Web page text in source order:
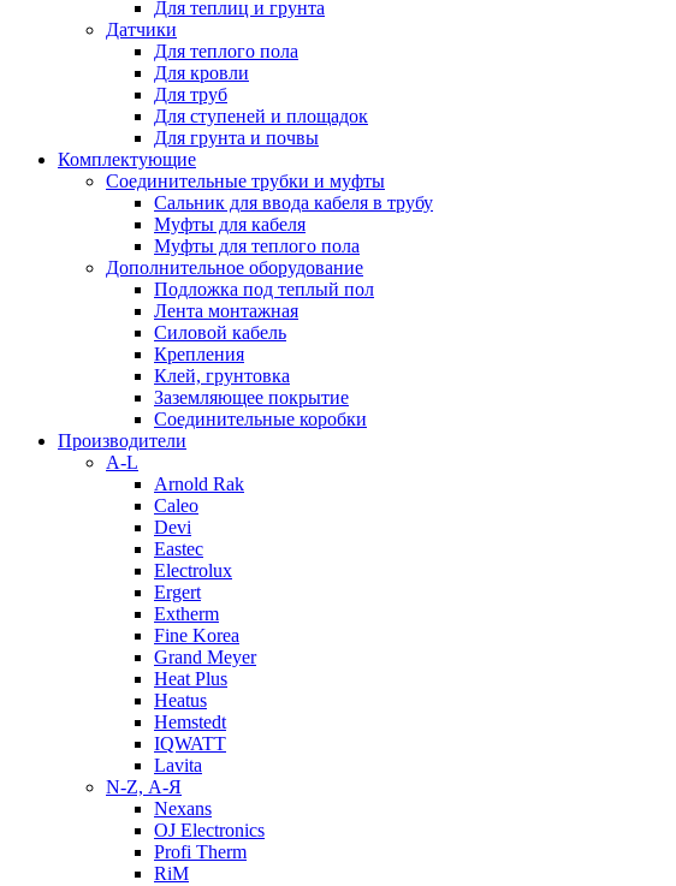
Для теплиц и грунта
Датчики
Для теплого пола
Для кровли
Для труб
Для ступеней и площадок
Для грунта и почвы
Комплектующие
Соединительные трубки и муфты
Сальник для ввода кабеля в трубу
Муфты для кабеля
Муфты для теплого пола
Дополнительное оборудование
Подложка под теплый пол
Лента монтажная
Силовой кабель
Крепления
Клей, грунтовка
Заземляющее покрытие
Соединительные коробки
Производители
A-L
Arnold Rak
Caleo
Devi
Eastec
Electrolux
Ergert
Extherm
Fine Korea
Grand Meyer
Heat Plus
Heatus
Hemstedt
IQWATT
Lavita
N-Z, А-Я
Nexans
OJ Electronics
Profi Therm
RiM